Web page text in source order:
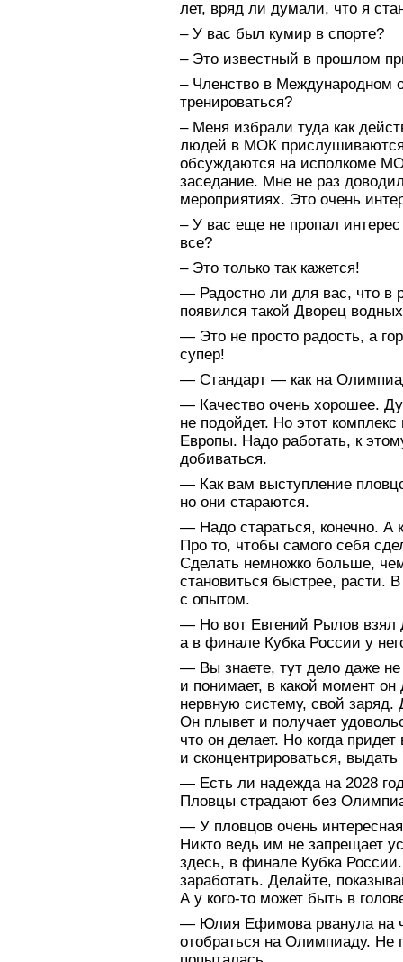
лет, вряд ли думали, что я
– У вас был кумир в спорте?
– Это известный в прошлом
– Членство в Международном
тренироваться?
– Меня избрали туда как
людей в МОК
обсуждаются на исполкоме
заседание. Мне не раз
мероприятиях. Это очень
– У вас еще не пропал
все?
– Это только так кажется!
— Радостно ли для вас, что в
появился такой Дворец
— Это не просто радость, а
супер!
— Стандарт — как на
— Качество очень хорошее.
не подойдет. Но этот
Европы. Надо работать, к
добиваться.
— Как вам выступление
но они стараются.
— Надо стараться, конечно. А
Про то, чтобы самого себя
Сделать немножко больше,
становиться быстрее, расти.
с опытом.
— Но вот Евгений Рылов взял
а в финале Кубка России у
— Вы знаете, тут дело даже
и понимает, в какой момент
нервную систему, свой заряд.
Он плывет и получает
что он делает. Но когда
и сконцентрироваться,
— Есть ли надежда на 2028
Пловцы страдают без
— У пловцов очень
Никто ведь им не запрещает
здесь, в финале Кубка
заработать. Делайте,
А у кого-то может быть в
— Юлия Ефимова рванула на
отобраться на Олимпиаду. Не